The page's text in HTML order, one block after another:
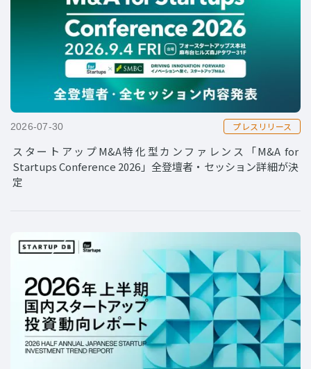
2026-07-30 プレスリリース
スタートアップM&A特化型カンファレンス「M&A for
Startups Conference 2026」全登壇者・セッション詳細が決
定